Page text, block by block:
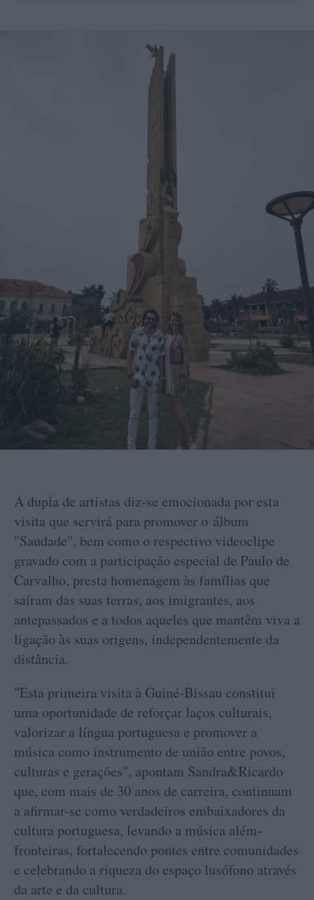
A dupla de artistas diz-se emocionada por esta
visita que servirá para promover o álbum
"Saudade", bem como o respectivo videoclipe
gravado com a participação especial de Paulo de
Carvalho, presta homenagem às famílias que
saíram das suas terras, aos imigrantes, aos
antepassados e a todos aqueles que mantêm viva a
ligação às suas origens, independentemente da
distância.
"Esta primeira visita à Guiné-Bissau constitui
uma oportunidade de reforçar laços culturais,
valorizar a língua portuguesa e promover a
música como instrumento de união entre povos,
culturas e gerações", apontam Sandra&Ricardo
que, com mais de 30 anos de carreira, continuam
a afirmar-se como verdadeiros embaixadores da
cultura portuguesa, levando a música além-
fronteiras, fortalecendo pontes entre comunidades
e celebrando a riqueza do espaço lusófono através
da arte e da cultura.